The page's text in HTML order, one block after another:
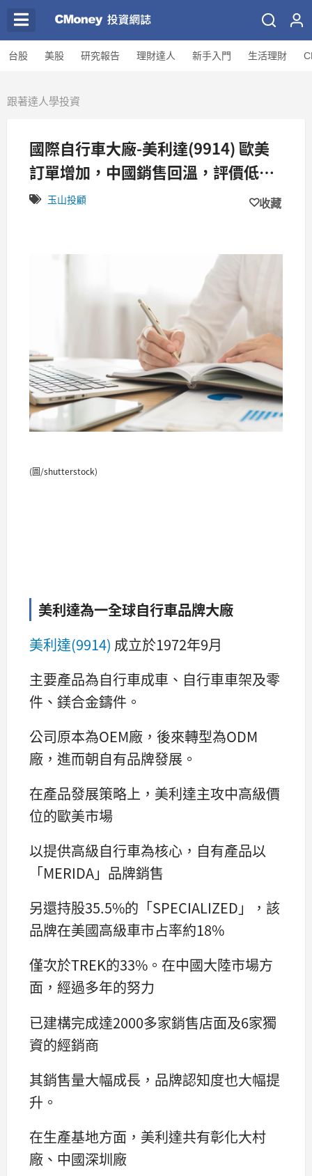
台股 美股 研究報告 理財達人 新手入門 生活理財
跟著達人學投資
國際自行車大廠-美利達(9914) 歐美
訂單增加，中國銷售回溫，評價低
估，2015 年訂單價量齊揚!
玉山投顧 收藏
(圖/shutterstock)
美利達為一全球自行車品牌大廠
美利達(9914) 成立於1972年9月
主要產品為自行車成車、自行車車架及零
件、鎂合金鑄件。
公司原本為OEM廠，後來轉型為ODM
廠，進而朝自有品牌發展。
在產品發展策略上，美利達主攻中高級價
位的歐美市場
以提供高級自行車為核心，自有產品以
「MERIDA」品牌銷售
另還持股35.5%的「SPECIALIZED」，該
品牌在美國高級車市占率約18%
僅次於TREK的33%。在中國大陸市場方
面，經過多年的努力
已建構完成達2000多家銷售店面及6家獨
資的經銷商
其銷售量大幅成長，品牌認知度也大幅提
升。
在生產基地方面，美利達共有彰化大村
廠、中國深圳廠